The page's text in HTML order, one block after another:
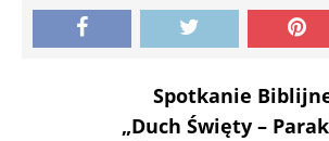
Spotkanie
„Duch Święty –